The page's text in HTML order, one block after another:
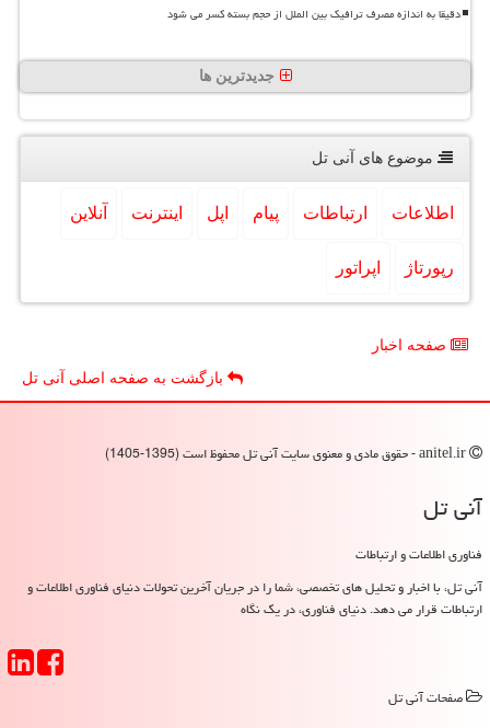
دقیقا به اندازه مصرف ترافیک بین الملل از حجم بسته کسر می شود
جدیدترین ها
موضوع های آنی تل
اطلاعات ارتباطات پیام اپل اینترنت آنلاین
رپورتاژ اپراتور
صفحه اخبار
بازگشت به صفحه اصلی آنی تل
آنی تل
فناوری اطلاعات و ارتباطات
آنی تل، با اخبار و تحلیل های تخصصی، شما را در جریان آخرین تحولات دنیای فناوری اطلاعات و
ارتباطات قرار می دهد. دنیای فناوری، در یک نگاه
صفحات آنی تل